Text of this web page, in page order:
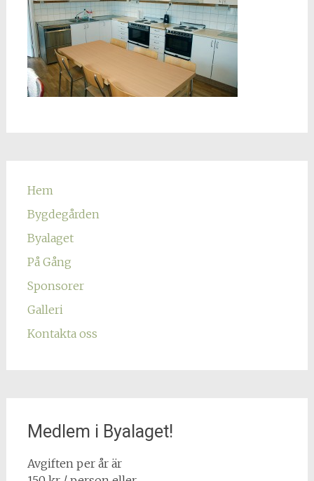
Hem
Bygdegården
Byalaget
På Gång
Sponsorer
Galleri
Kontakta oss
Medlem i Byalaget!
Avgiften per år är